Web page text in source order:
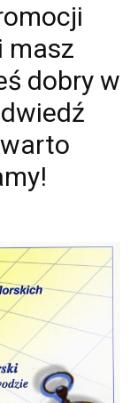
masz
dobry w